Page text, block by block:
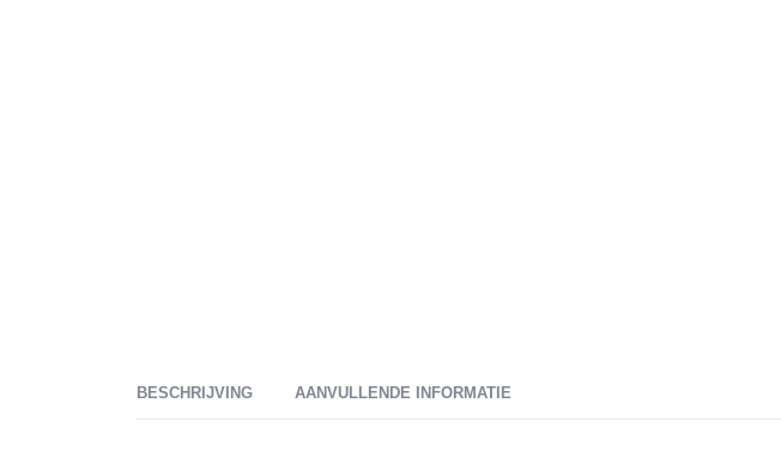
BESCHRIJVING AANVULLENDE INFORMATIE